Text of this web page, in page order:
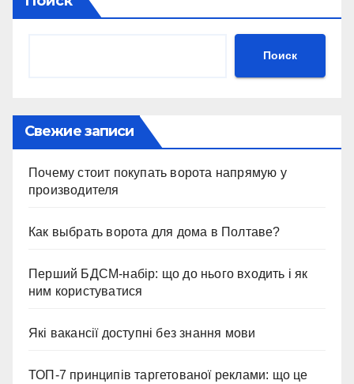
Поиск
Свежие записи
Почему стоит покупать ворота напрямую у
производителя
Как выбрать ворота для дома в Полтаве?
Перший БДСМ-набір: що до нього входить і як
ним користуватися
Які вакансії доступні без знання мови
ТОП-7 принципів таргетованої реклами: що це